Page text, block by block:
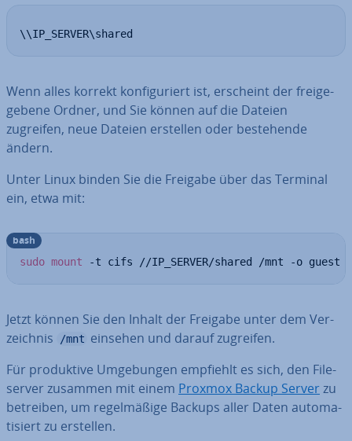
\\IP_SERVER\shared
Wenn alles korrekt kon­fi­gu­riert ist, erscheint der frei­ge­
ge­be­ne Ordner, und Sie können auf die Dateien
zugreifen, neue Dateien erstellen oder be­stehen­de
ändern.
Unter Linux binden Sie die Freigabe über das Terminal
ein, etwa mit:
sudo mount -t cifs //IP_SERVER/shared /mnt -o guest
bash
Jetzt können Sie den Inhalt der Freigabe unter dem Ver­
zeich­nis
/mnt einsehen und darauf zugreifen.
Für pro­duk­ti­ve Um­ge­bun­gen empfiehlt es sich, den File­
ser­ver zusammen mit einem Proxmox Backup Serverzu
betreiben, um re­gel­mä­ßi­ge Backups aller Daten au­to­ma­
ti­siert zu erstellen.